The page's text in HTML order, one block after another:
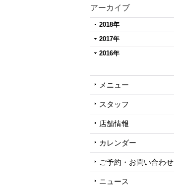
アーカイブ
2018年
2017年
2016年
メニュー
スタッフ
店舗情報
カレンダー
ご予約・お問い合わせ
ニュース